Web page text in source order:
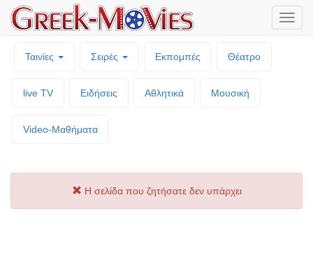
Ταινίες Σειρές Εκπομπές Θέατρο
live TV Ειδήσεις Αθλητικά Μουσική
Video-Mαθήματα
Η σελίδα που ζητήσατε δεν υπάρχει